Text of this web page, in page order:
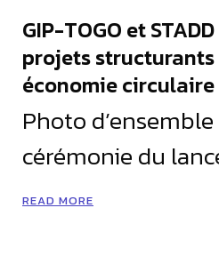
GIP-TOGO et
projets
économie
Photo
cérémonie du
READ MORE